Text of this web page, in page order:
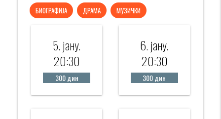
БИОГРАФИЈА ДРАМА МУЗИЧКИ
5. јанy.
20:30
300 дин
6. јанy.
20:30
300 дин